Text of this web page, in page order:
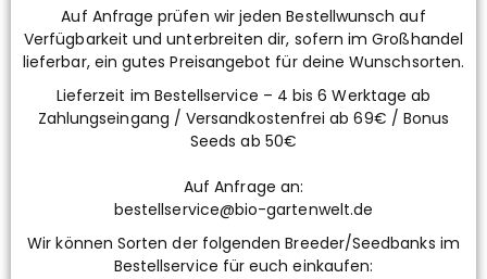
Auf Anfrage prüfen wir jeden Bestellwunsch auf
Verfügbarkeit und unterbreiten dir, sofern im Großhandel
lieferbar, ein gutes Preisangebot für deine Wunschsorten.
Lieferzeit im Bestellservice – 4 bis 6 Werktage ab
Zahlungseingang / Versandkostenfrei ab 69€ / Bonus
Seeds ab 50€
Auf Anfrage an:
bestellservice@bio-gartenwelt.de
Wir können Sorten der folgenden Breeder/Seedbanks im
Bestellservice für euch einkaufen: